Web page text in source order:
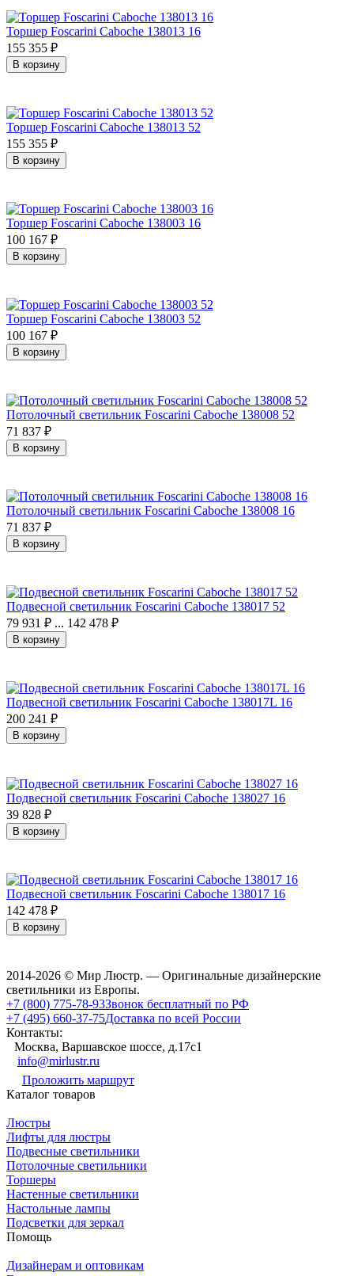
Торшер Foscarini Caboche 138013 16
155 355 ₽
В корзину
Торшер Foscarini Caboche 138013 52
155 355 ₽
В корзину
Торшер Foscarini Caboche 138003 16
100 167 ₽
В корзину
Торшер Foscarini Caboche 138003 52
100 167 ₽
В корзину
Потолочный светильник Foscarini Caboche 138008 52
71 837 ₽
В корзину
Потолочный светильник Foscarini Caboche 138008 16
71 837 ₽
В корзину
Подвесной светильник Foscarini Caboche 138017 52
79 931 ₽ ... 142 478 ₽
В корзину
Подвесной светильник Foscarini Caboche 138017L 16
200 241 ₽
В корзину
Подвесной светильник Foscarini Caboche 138027 16
39 828 ₽
В корзину
Подвесной светильник Foscarini Caboche 138017 16
142 478 ₽
В корзину
2014-2026 © Мир Люстр. — Оригинальные дизайнерские
светильники из Европы.
+7 (800) 775-78-93Звонок бесплатный по РФ
+7 (495) 660-37-75Доставка по всей России
Контакты:
Москва, Варшавское шоссе, д.17c1
info@mirlustr.ru
Проложить маршрут
Каталог товаров
Люстры
Лифты для люстры
Подвесные светильники
Потолочные светильники
Торшеры
Настенные светильники
Настольные лампы
Подсветки для зеркал
Помощь
Дизайнерам и оптовикам